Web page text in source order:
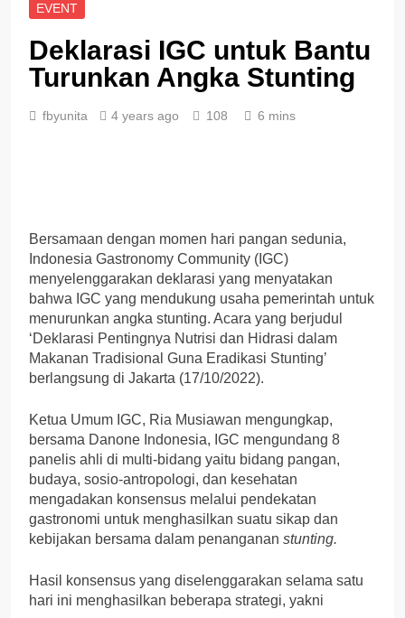
EVENT
Deklarasi IGC untuk Bantu
Turunkan Angka Stunting
fbyunita 4 years ago 108 6 mins
Bersamaan dengan momen hari pangan sedunia,
Indonesia Gastronomy Community (IGC)
menyelenggarakan deklarasi yang menyatakan
bahwa IGC yang mendukung usaha pemerintah untuk
menurunkan angka stunting. Acara yang berjudul
‘Deklarasi Pentingnya Nutrisi dan Hidrasi dalam
Makanan Tradisional Guna Eradikasi Stunting’
berlangsung di Jakarta (17/10/2022).
Ketua Umum IGC, Ria Musiawan mengungkap,
bersama Danone Indonesia, IGC mengundang 8
panelis ahli di multi-bidang yaitu bidang pangan,
budaya, sosio-antropologi, dan kesehatan
mengadakan konsensus melalui pendekatan
gastronomi untuk menghasilkan suatu sikap dan
kebijakan bersama dalam penanganan stunting.
Hasil konsensus yang diselenggarakan selama satu
hari ini menghasilkan beberapa strategi, yakni